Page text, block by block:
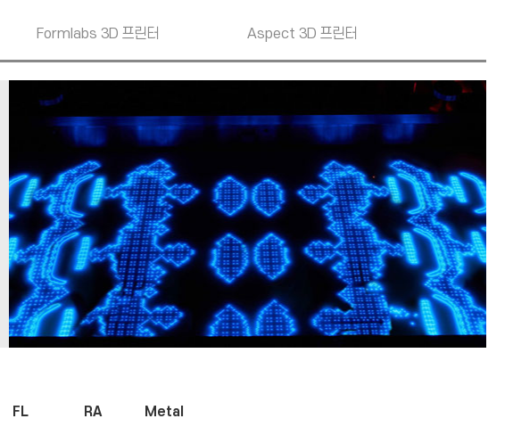
Formlabs 3D 프린터 Aspect 3D 프린터
FL RA Metal